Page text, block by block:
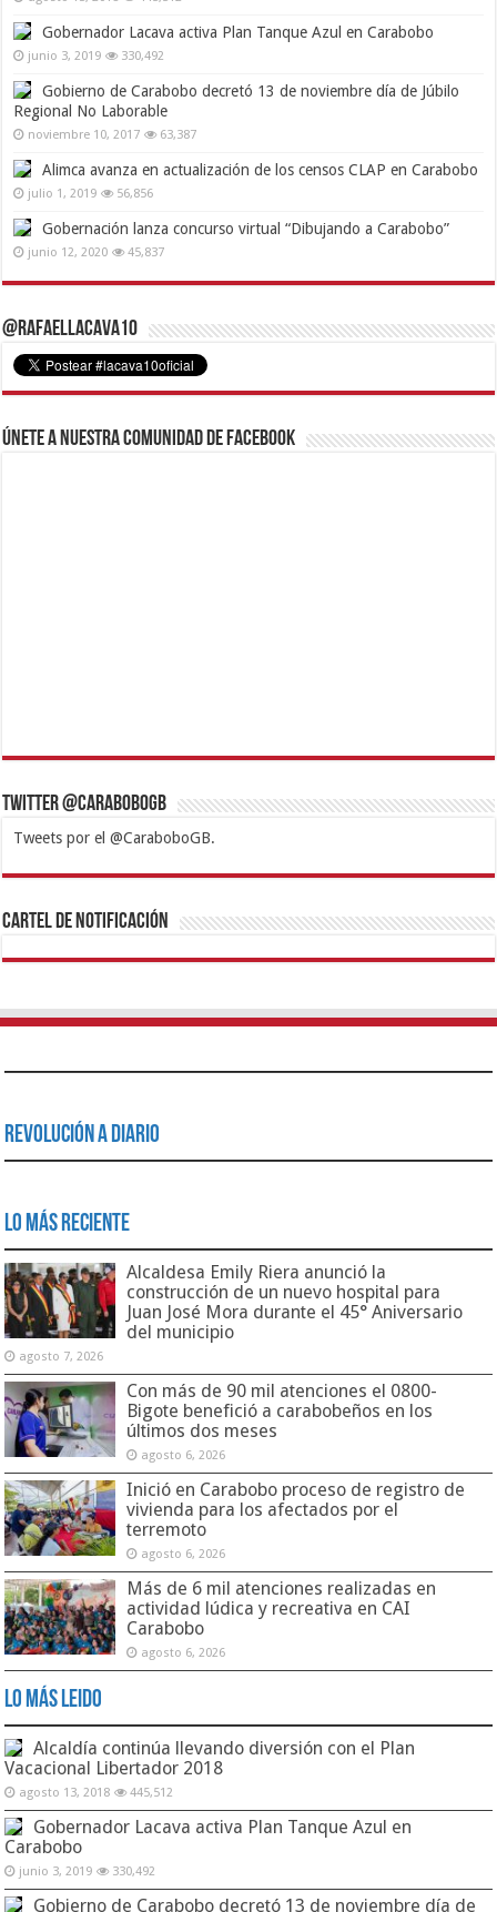
Gobernador Lacava activa Plan Tanque Azul en Carabobo
junio 3, 2019 330,492
Gobierno de Carabobo decretó 13 de noviembre día de Júbilo
Regional No Laborable
noviembre 10, 2017 63,387
Alimca avanza en actualización de los censos CLAP en Carabobo
julio 1, 2019 56,856
Gobernación lanza concurso virtual “Dibujando a Carabobo”
junio 12, 2020 45,837
@RafaelLacava10
Únete a nuestra comunidad de Facebook
Twitter @CaraboboGB
Tweets por el @CaraboboGB.
1xbetBetturkeyBetistKralbetSupertotobetTipobetMatadorbetMariobet
https://mvbcasino.com/
Cartel de Notificación
Revolución a Diario
Lo Más Reciente
Alcaldesa Emily Riera anunció la
construcción de un nuevo hospital para
Juan José Mora durante el 45° Aniversario
del municipio
agosto 7, 2026
Con más de 90 mil atenciones el 0800-
Bigote benefició a carabobeños en los
últimos dos meses
agosto 6, 2026
Inició en Carabobo proceso de registro de
vivienda para los afectados por el
terremoto
agosto 6, 2026
Más de 6 mil atenciones realizadas en
actividad lúdica y recreativa en CAI
Carabobo
agosto 6, 2026
Lo Más Leido
Alcaldía continúa llevando diversión con el Plan
Vacacional Libertador 2018
agosto 13, 2018 445,512
Gobernador Lacava activa Plan Tanque Azul en
Carabobo
junio 3, 2019 330,492
Gobierno de Carabobo decretó 13 de noviembre día de